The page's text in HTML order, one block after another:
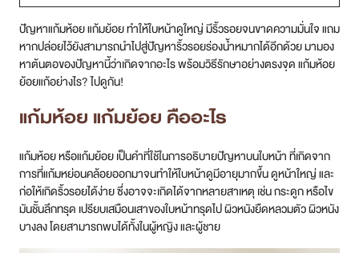
ปัญหาแก้มห้อย แก้มย้อย ทำให้ใบหน้าดูใหญ่ มีริ้วรอยจนขาดความมั่นใจ แถม
หากปล่อยไว้ยังสามารถนำไปสู่ปัญหาริ้วรอยร่องน้ำหมากได้อีกด้วย มามอง
หาต้นตอของปัญหานี้ว่าเกิดจากอะไร พร้อมวิธีรักษาอย่างตรงจุด แก้มห้อย
ย้อยแก้อย่างไร? ไปดูกัน!
แก้มห้อย แก้มย้อย คืออะไร
แก้มห้อย หรือแก้มย้อย เป็นคำที่ใช้ในการอธิบายปัญหาบนใบหน้า ที่เกิดจาก
การที่แก้มหย่อนคล้อยออกมาจนทำให้ใบหน้าดูมีอายุมากขึ้น ดูหน้าใหญ่ และ
ก่อให้เกิดริ้วรอยได้ง่าย ซึ่งอาจจะเกิดได้จากหลายสาเหตุ เช่น กระดูก หรือไข
มันชั้นลึกทรุด เปรียบเสมือนเสาของใบหน้าทรุดไป ผิวหนังยืดหลวมตัว ผิวหนัง
บางลง โดยสามารถพบได้ทั้งในผู้หญิง และผู้ชาย